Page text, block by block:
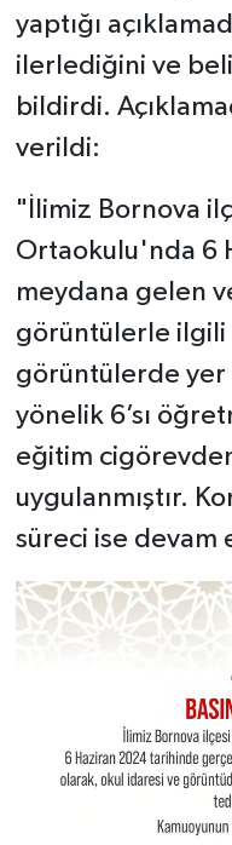
yaptığı
ilerlediğini ve
bildirdi.
verildi:
"İlimiz Bornova
Ortaokulu'nda 6
meydana gelen
görüntülerle ilgili
görüntülerde
yönelik 6’sı
eğitim
uygulanmıştır.
süreci ise devam